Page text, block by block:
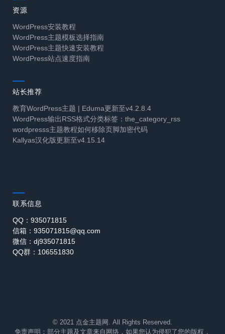
资源
WordPress安装教程
WordPress主题模板选择指南
WordPress主题快速安装教程
WordPress站点速度指南
站长推荐
教育WordPress主题 | Eduma更新至v4.2.8.4
WordPress输出RSS格式分类标签：the_category_rss
wordpresss主题教程如何移除页脚加密代码
Kallyas汉化版更新至v4.15.14
联系信息
QQ：935071815
信箱：935071815@qq.com
微信：dj935071815
QQ群：106551830
© 2021 点金主题网. All Rights Reserved.
免责声明：部分主题及文章来自网络，如果您认为侵犯了您的版权，